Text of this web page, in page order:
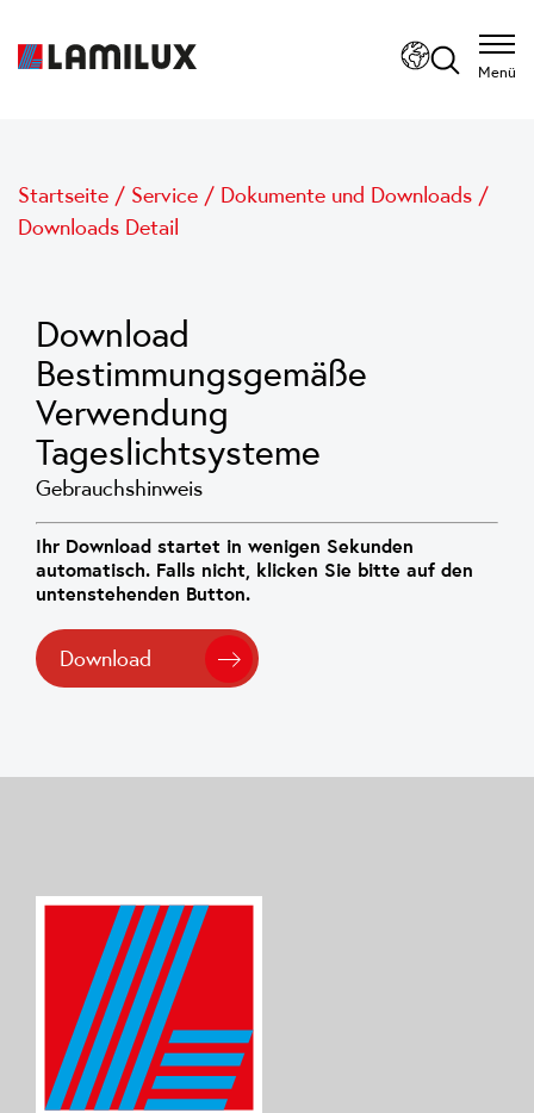
Menü
Startseite / Service / Dokumente und Downloads /
Downloads Detail
Download
Bestimmungsgemäße
Verwendung
Tageslichtsysteme
Gebrauchshinweis
Ihr Download startet in wenigen Sekunden
automatisch. Falls nicht, klicken Sie bitte auf den
untenstehenden Button.
Download